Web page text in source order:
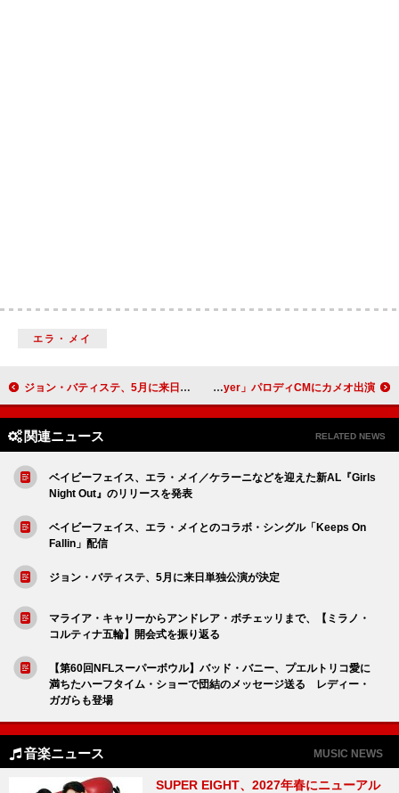
エラ・メイ
ジョン・バティステ、5月に来日単独公演が決定 ジョン・ボン・ジョヴィ、「Livin' On A Prayer」パロディCMにカメオ出演
関連ニュース RELATED NEWS
ベイビーフェイス、エラ・メイ／ケラーニなどを迎えた新AL『Girls
Night Out』のリリースを発表
ベイビーフェイス、エラ・メイとのコラボ・シングル「Keeps On
Fallin」配信
ジョン・バティステ、5月に来日単独公演が決定
マライア・キャリーからアンドレア・ボチェッリまで、【ミラノ・
コルティナ五輪】開会式を振り返る
【第60回NFLスーパーボウル】バッド・バニー、プエルトリコ愛に
満ちたハーフタイム・ショーで団結のメッセージ送る レディー・
ガガらも登場
音楽ニュース MUSIC NEWS
SUPER EIGHT、2027年春にニューアル